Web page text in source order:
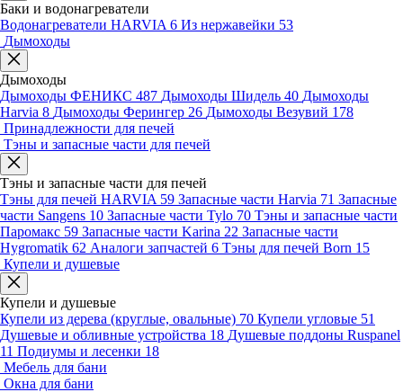
Баки и водонагреватели
Водонагреватели HARVIA 6 Из нержавейки 53
Дымоходы
Дымоходы
Дымоходы ФЕНИКС 487 Дымоходы Шидель 40 Дымоходы
Harvia 8 Дымоходы Ферингер 26 Дымоходы Везувий 178
Принадлежности для печей
Тэны и запасные части для печей
Тэны и запасные части для печей
Тэны для печей HARVIA 59 Запасные части Harvia 71 Запасные
части Sangens 10 Запасные части Tylo 70 Тэны и запасные части
Паромакс 59 Запасные части Karina 22 Запасные части
Hygromatik 62 Аналоги запчастей 6 Тэны для печей Born 15
Купели и душевые
Купели и душевые
Купели из дерева (круглые, овальные) 70 Купели угловые 51
Душевые и обливные устройства 18 Душевые поддоны Ruspanel
11 Подиумы и лесенки 18
Мебель для бани
Окна для бани